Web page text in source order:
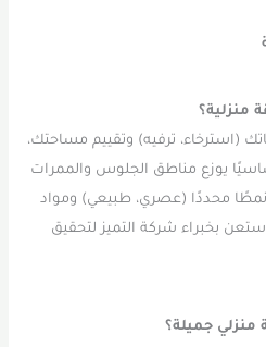
(استرخاء، ترفيه) وتقييم مساحتك،
مناطق الجلوس والممرات
محددًا (عصري، طبيعي) ومواد
شركة التميز لتحقيق
جميلة؟